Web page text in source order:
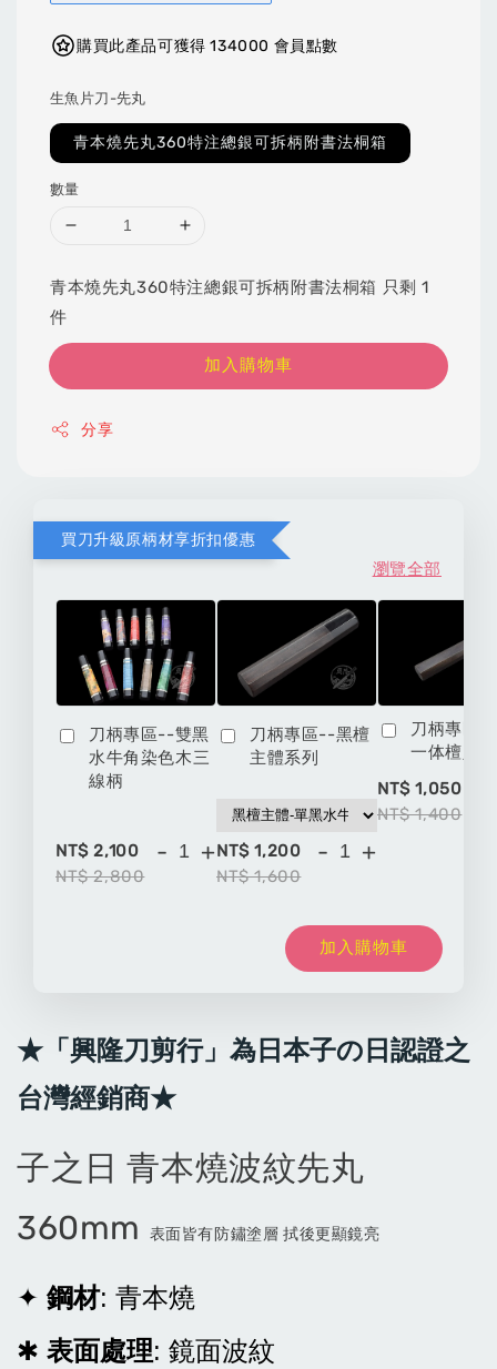
購買此產品可獲得 134000 會員點數
生魚片刀-先丸
青本燒先丸360特注總銀可拆柄附書法桐箱
數量
青本燒先丸360特注總銀可拆柄附書法桐箱 只剩 1
件
加入購物車
分享
買刀升級原柄材享折扣優惠
瀏覽全部
刀柄專區--雙黑
水牛角染色木三
線柄
NT$ 2,100
NT$ 2,800
- +
刀柄專區--黑檀
主體系列
NT$ 1,200
NT$ 1,600
- +
刀柄專區
一体檀八
NT$ 1,050
NT$ 1,400
加入購物車
★「興隆刀剪行」為日本子の日認證之
台灣經銷商★
子之日 青本燒波紋先丸
360mm
表面皆有防鏽塗層 拭後更顯鏡亮
✦ 鋼材: 青本燒
✱ 表面處理: 鏡面波紋